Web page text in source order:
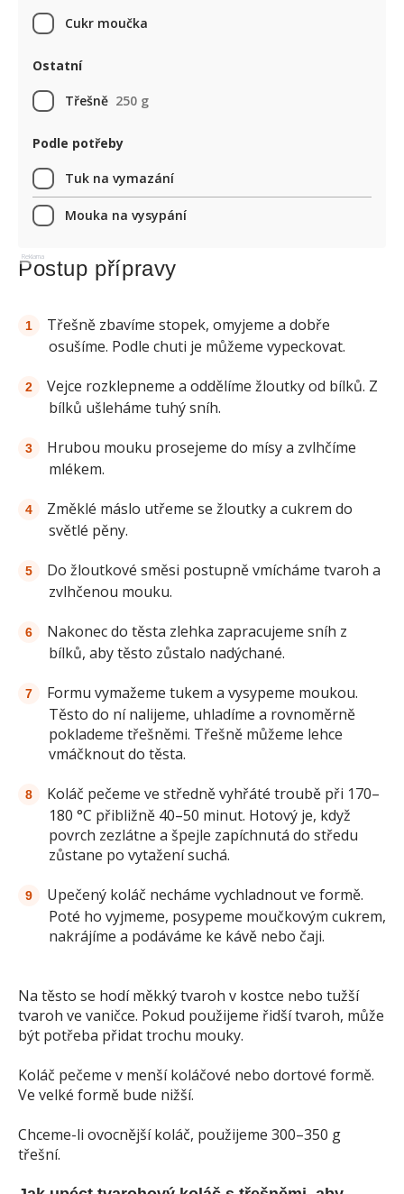
Cukr moučka
Ostatní
Třešně 250 g
Podle potřeby
Tuk na vymazání
Mouka na vysypání
Reklama
Postup přípravy
Třešně zbavíme stopek, omyjeme a dobře
osušíme. Podle chuti je můžeme vypeckovat.
Vejce rozklepneme a oddělíme žloutky od bílků. Z
bílků ušleháme tuhý sníh.
Hrubou mouku prosejeme do mísy a zvlhčíme
mlékem.
Změklé máslo utřeme se žloutky a cukrem do
světlé pěny.
Do žloutkové směsi postupně vmícháme tvaroh a
zvlhčenou mouku.
Nakonec do těsta zlehka zapracujeme sníh z
bílků, aby těsto zůstalo nadýchané.
Formu vymažeme tukem a vysypeme moukou.
Těsto do ní nalijeme, uhladíme a rovnoměrně
poklademe třešněmi. Třešně můžeme lehce
vmáčknout do těsta.
Koláč pečeme ve středně vyhřáté troubě při 170–
180 °C přibližně 40–50 minut. Hotový je, když
povrch zezlátne a špejle zapíchnutá do středu
zůstane po vytažení suchá.
Upečený koláč necháme vychladnout ve formě.
Poté ho vyjmeme, posypeme moučkovým cukrem,
nakrájíme a podáváme ke kávě nebo čaji.
Na těsto se hodí měkký tvaroh v kostce nebo tužší
tvaroh ve vaničce. Pokud použijeme řidší tvaroh, může
být potřeba přidat trochu mouky.
Koláč pečeme v menší koláčové nebo dortové formě.
Ve velké formě bude nižší.
Chceme-li ovocnější koláč, použijeme 300–350 g
třešní.